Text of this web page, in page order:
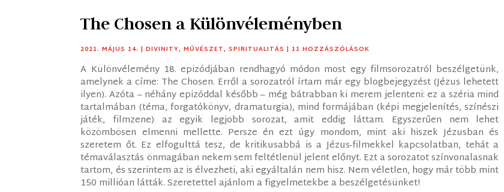
The Chosen a Különvéleményben
2021. MÁJUS 14. |DIVINITY,MŰVÉSZET,SPIRITUALITÁS | 11 HOZZÁSZÓLÁSOK
A Különvélemény 18. epizódjában rendhagyó módon most egy filmsorozatról beszélgetünk,
amelynek a címe: The Chosen. Erről a sorozatról írtam már egy blogbejegyzést (Jézus lehetett
ilyen). Azóta – néhány epizóddal később – még bátrabban ki merem jelenteni: ez a széria mind
tartalmában (téma, forgatókönyv, dramaturgia), mind formájában (képi megjelenítés, színészi
játék, filmzene) az egyik legjobb sorozat, amit eddig láttam. Egyszerűen nem lehet
közömbösen elmenni mellette. Persze én ezt úgy mondom, mint aki hiszek Jézusban és
szeretem őt. Ez elfogulttá tesz, de kritikusabbá is a Jézus-filmekkel kapcsolatban, tehát a
témaválasztás önmagában nekem sem feltétlenül jelent előnyt. Ezt a sorozatot színvonalasnak
tartom, és szerintem az is élvezheti, aki egyáltalán nem hisz. Nem véletlen, hogy már több mint
150 millióan látták. Szeretettel ajánlom a figyelmetekbe a beszélgetésünket!